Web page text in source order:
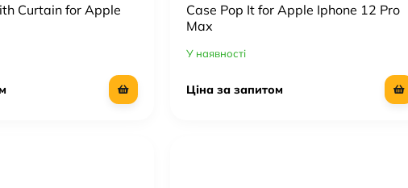
Curtain for Apple
Case Pop It for Apple Iphone 12 Pro
Max
У наявності
Ціна за запитом